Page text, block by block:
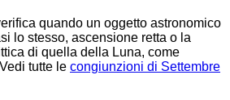
quando un oggetto astronomico
lo stesso, ascensione retta o la
di quella della Luna, come
tutte le congiunzioni di Settembre